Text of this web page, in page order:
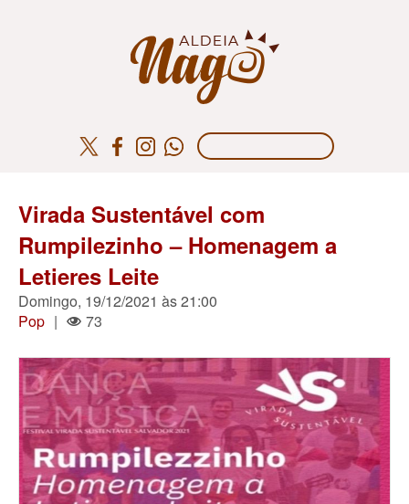
Virada Sustentável com
Rumpilezinho – Homenagem a
Letieres Leite
Domingo, 19/12/2021 às 21:00
Pop | 73